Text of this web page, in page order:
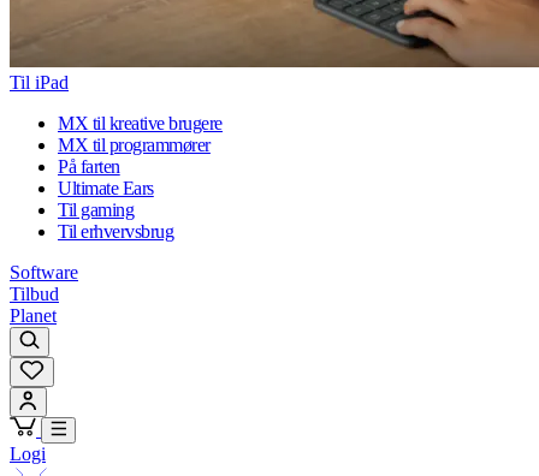
Til iPad
MX til kreative brugere
MX til programmører
På farten
Ultimate Ears
Til gaming
Til erhvervsbrug
Software
Tilbud
Planet
Logi